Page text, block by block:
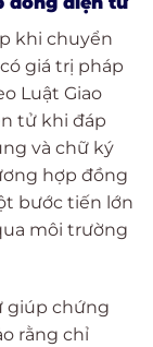
khi chuyển
giá trị pháp
Luật Giao
tử khi đáp
và chữ ký
hợp đồng
bước tiến lớn
môi trường
giúp chứng
rằng chỉ